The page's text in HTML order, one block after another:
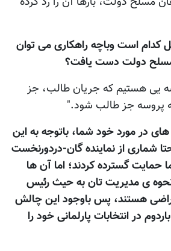
کدام است وباچه راهکاری می توان
مسلح دولت دست یافت؟
یی هستیم که جریان طالب، جز
پروسه جز طالب شود."
در مورد خود شما، باتوجه به این
شماری از نماینده گان-دردورنخست
حمایت گسترده کردند؛ اما آن ها
ی مدیریت تان به حیث رئیس
هستند، پس باوجود این چالش
در انتخابات پارلمانی خود را